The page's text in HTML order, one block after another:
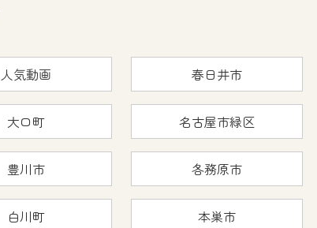
人気動画 春日井市
大口町 名古屋市緑区
豊川市 各務原市
白川町 本巣市